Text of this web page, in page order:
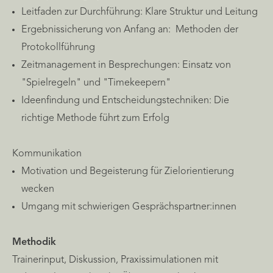
Leitfaden zur Durchführung: Klare Struktur und Leitung
Ergebnissicherung von Anfang an: Methoden der
Protokollführung
Zeitmanagement in Besprechungen: Einsatz von
"Spielregeln" und "Timekeepern"
Ideenfindung und Entscheidungstechniken: Die
richtige Methode führt zum Erfolg
Kommunikation
Motivation und Begeisterung für Zielorientierung
wecken
Umgang mit schwierigen Gesprächspartner:innen
Methodik
Trainerinput, Diskussion, Praxissimulationen mit